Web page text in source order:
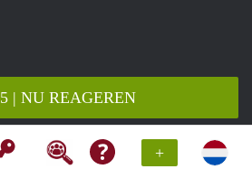
+
| NU REAGEREN